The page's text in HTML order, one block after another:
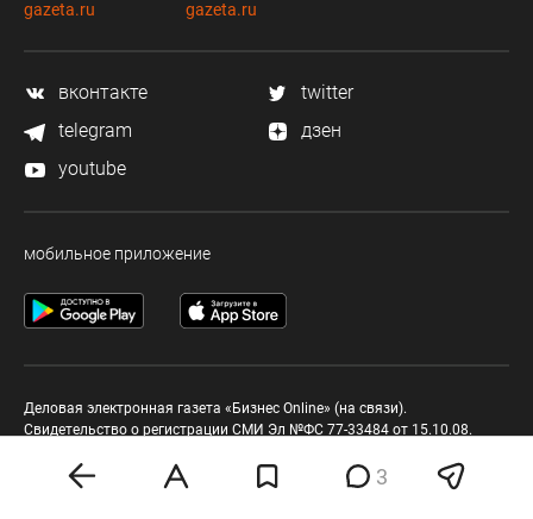
3
gazeta.ru
gazeta.ru
вконтакте
twitter
telegram
дзен
youtube
мобильное приложение
Деловая электронная газета «Бизнес Online» (на связи).
Свидетельство о регистрации СМИ Эл №ФС 77-33484 от 15.10.08.
коммуникаций.
Учредитель ООО «Бизнес Медия Холдинг»